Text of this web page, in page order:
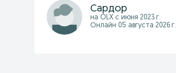
Сардор
на OLX с июня 2023 г.
Онлайн 05 августа 2026 г.